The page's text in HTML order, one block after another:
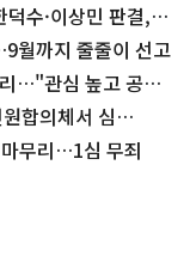
수·이상민 판결,
월까지 줄줄이 선고
…"관심 높고 공범
합의체서 심
무리…1심 무죄